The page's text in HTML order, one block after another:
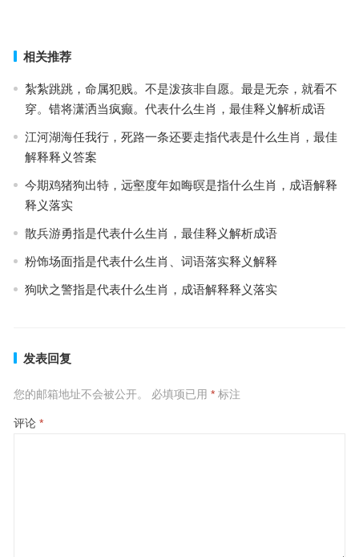
相关推荐
紮紮跳跳，命属犯贱。不是泼孩非自愿。最是无奈，就看不
穿。错将潇洒当疯癫。代表什么生肖，最佳释义解析成语
江河湖海任我行，死路一条还要走指代表是什么生肖，最佳
解释释义答案
今期鸡猪狗出特，远壑度年如晦暝是指什么生肖，成语解释
释义落实
散兵游勇指是代表什么生肖，最佳释义解析成语
粉饰场面指是代表什么生肖、词语落实释义解释
狗吠之警指是代表什么生肖，成语解释释义落实
发表回复
您的邮箱地址不会被公开。 必填项已用 *标注
评论 *